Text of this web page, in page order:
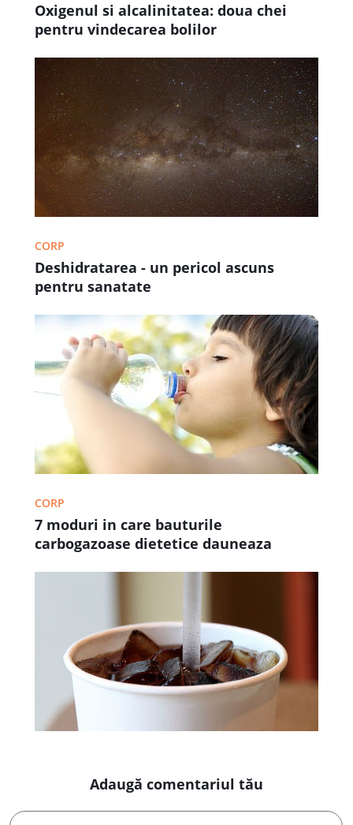
Oxigenul si alcalinitatea: doua chei
pentru vindecarea bolilor
CORP
Deshidratarea - un pericol ascuns
pentru sanatate
CORP
7 moduri in care bauturile
carbogazoase dietetice dauneaza
Adaugă comentariul tău